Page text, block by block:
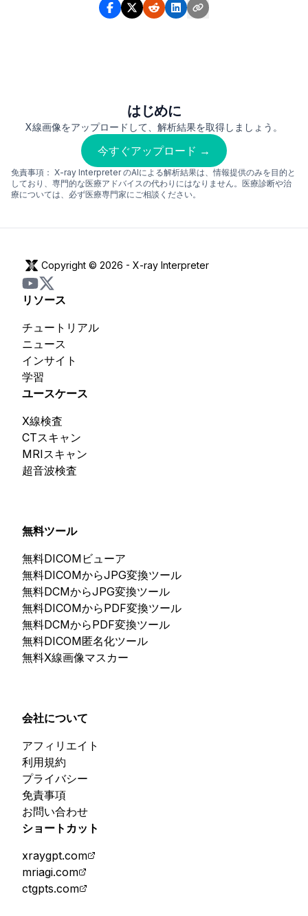
はじめに
X線画像をアップロードして、解析結果を取得しましょう。
今すぐアップロード →
免責事項： X-ray Interpreter のAIによる解析結果は、情報提供のみを目的と
しており、専門的な医療アドバイスの代わりにはなりません。医療診断や治
療については、必ず医療専門家にご相談ください。
Copyright © 2026 - X-ray Interpreter
リソース
インサイト
学習
ニュース
チュートリアル
ユースケース
CTスキャン
MRIスキャン
超音波検査
X線検査
無料ツール
無料DICOMビューア
無料DICOMからJPG変換ツール
無料DCMからJPG変換ツール
無料DICOMからPDF変換ツール
無料DCMからPDF変換ツール
無料DICOM匿名化ツール
無料X線画像マスカー
会社について
アフィリエイト
利用規約
プライバシー
免責事項
お問い合わせ
ショートカット
xraygpt.com
mriagi.com
ctgpts.com